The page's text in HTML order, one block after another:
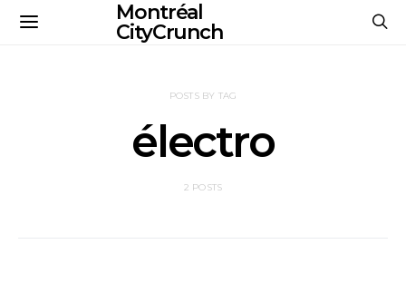
Montréal
CityCrunch
POSTS BY TAG
électro
2 POSTS